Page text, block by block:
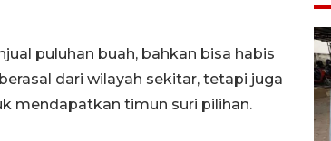
puluhan buah, bahkan bisa habis
dari wilayah sekitar, tetapi juga
mendapatkan timun suri pilihan.